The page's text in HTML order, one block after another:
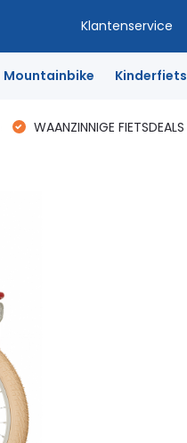
Klantenservice
Mountainbike Kinderfiets
WAANZINNIGE FIETSDEALS